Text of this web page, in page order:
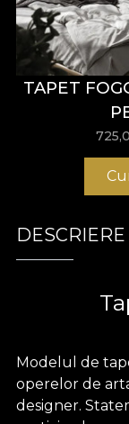
TAPET
DESCRIERE
Modelul de
operelor de
designer.